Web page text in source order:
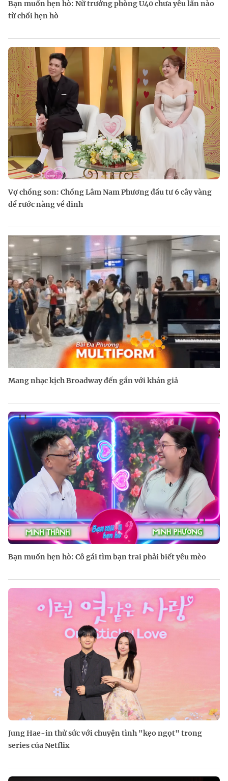
Bạn muốn hẹn hò: Nữ trưởng phòng U40 chưa yêu lần nào
từ chối hẹn hò
Vợ chồng son: Chồng Lâm Nam Phương đầu tư 6 cây vàng
để rước nàng về dinh
Mang nhạc kịch Broadway đến gần với khán giả
Bạn muốn hẹn hò: Cô gái tìm bạn trai phải biết yêu mèo
Jung Hae-in thử sức với chuyện tình "kẹo ngọt" trong
series của Netflix